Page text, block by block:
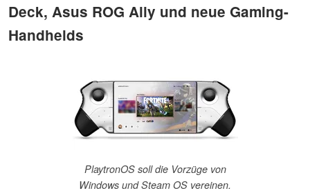
Deck, Asus ROG Ally und neue Gaming-
Handhelds
PlaytronOS soll die Vorzüge von
Windows und Steam OS vereinen.